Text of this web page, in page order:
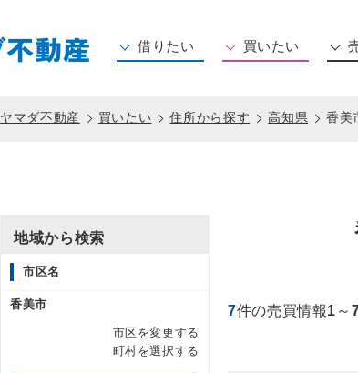
借りたい 買いたい
ヤマダ不動産 買いたい 住所から探す 高知県 香美
地域から検索
市区名
香美市
市区を変更する
町村を選択する
7件の売買情報1 ～